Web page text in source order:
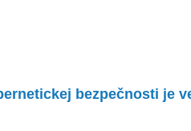
bezpečnosti je